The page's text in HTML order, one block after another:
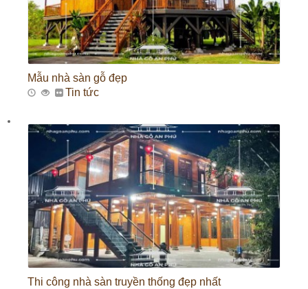
Mẫu nhà sàn gỗ đẹp
Tin tức
Thi công nhà sàn truyền thống đẹp nhất